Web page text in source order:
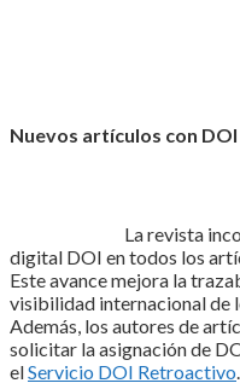
Nuevos artículos con
La revista
digital DOI en todos los
Este avance mejora la
visibilidad internacional de
Además, los autores de
solicitar la asignación de
elServicio DOI Retroactivo